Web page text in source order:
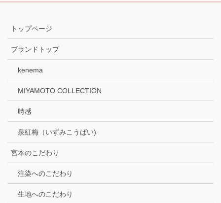
トップページ
ブランドトップ
kenema
MIYAMOTO COLLECTION
時感
泉紅梅（いずみこうばい)
宮本のこだわり
注染へのこだわり
生地へのこだわり